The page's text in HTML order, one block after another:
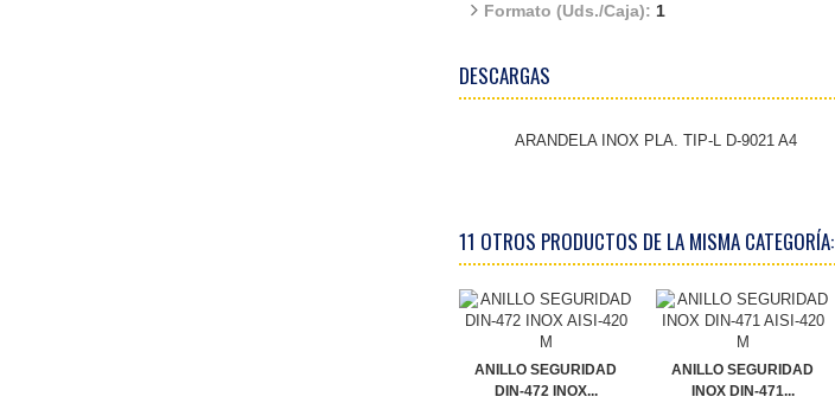
Formato (Uds./Caja): 1
DESCARGAS
ARANDELA INOX PLA. TIP-L D-9021 A4
11 OTROS PRODUCTOS DE LA MISMA CATEGORÍA:
ANILLO SEGURIDAD
DIN-472 INOX...
ANILLO SEGURIDAD
INOX DIN-471...